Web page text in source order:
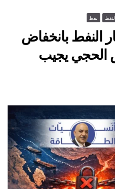
نفط
النفط بانخفاض
الحجي يجيب